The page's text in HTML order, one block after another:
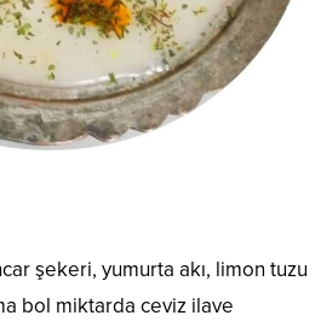
şekeri, yumurta akı, limon tuzu
bol miktarda ceviz ilave